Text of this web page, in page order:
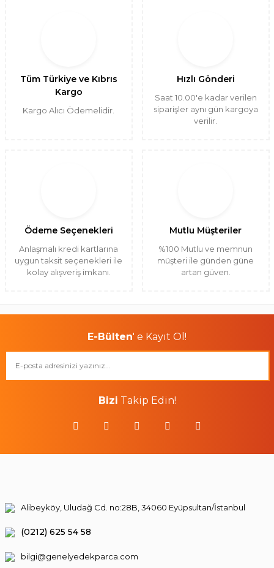
Tüm Türkiye ve Kıbrıs
Kargo
Kargo Alıcı Ödemelidir.
Hızlı Gönderi
Saat 10.00'e kadar verilen
siparişler aynı gün kargoya
verilir.
Ödeme Seçenekleri
Anlaşmalı kredi kartlarına
uygun taksit seçenekleri ile
kolay alışveriş imkanı.
Mutlu Müşteriler
%100 Mutlu ve memnun
müşteri ile günden güne
artan güven.
E-Bülten' e Kayıt Ol!
Bizi Takip Edin!
Alibeyköy, Uludağ Cd. no:28B, 34060 Eyüpsultan/İstanbul
(0212) 625 54 58
bilgi@genelyedekparca.com